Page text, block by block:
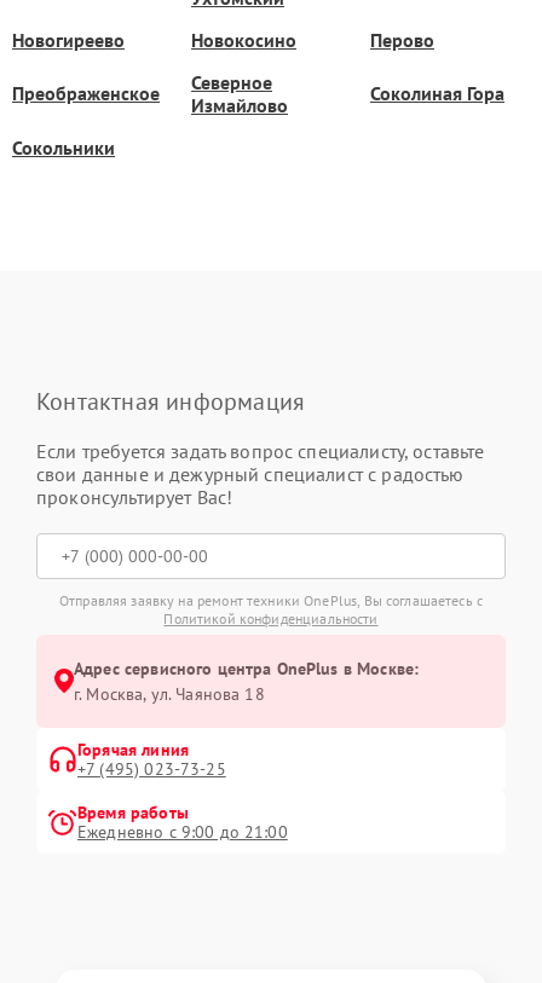
Новогиреево Новокосино Перово
Преображенское
Северное
Измайлово
Соколиная Гора
Сокольники
Контактная информация
Если требуется задать вопрос специалисту, оставьте
свои данные и дежурный специалист с радостью
проконсультирует Вас!
Отправляя заявку на ремонт техники OnePlus, Вы соглашаетесь с
Политикой конфиденциальности
Адрес сервисного центра OnePlus в Москве:
г. Москва, ул. Чаянова 18
Горячая линия
+7 (495) 023-73-25
Время работы
Ежедневно с 9:00 до 21:00